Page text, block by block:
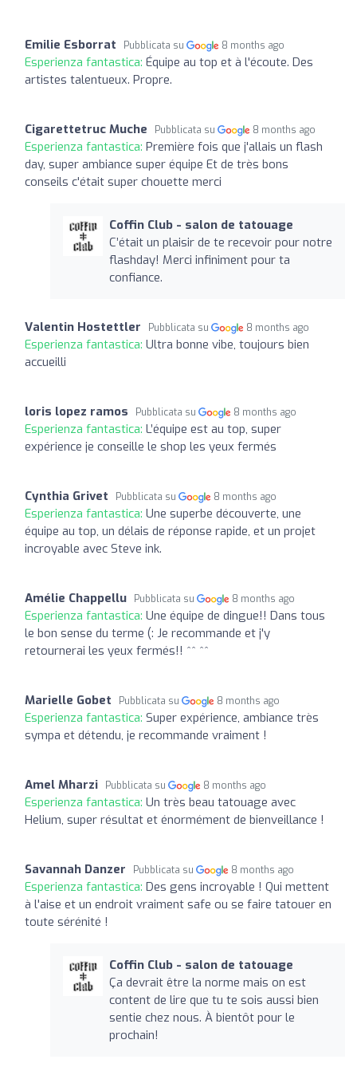
Emilie Esborrat Pubblicata su 8 months ago
Esperienza fantastica: Équipe au top et à l'écoute. Des
artistes talentueux. Propre.
Cigarettetruc Muche Pubblicata su 8 months ago
Esperienza fantastica: Première fois que j'allais un flash
day, super ambiance super équipe Et de très bons
conseils c'était super chouette merci
Coffin Club - salon de tatouage
C’était un plaisir de te recevoir pour notre
flashday! Merci infiniment pour ta
confiance.
Valentin Hostettler Pubblicata su 8 months ago
Esperienza fantastica: Ultra bonne vibe, toujours bien
accueilli
loris lopez ramos Pubblicata su 8 months ago
Esperienza fantastica: L’équipe est au top, super
expérience je conseille le shop les yeux fermés
Cynthia Grivet Pubblicata su 8 months ago
Esperienza fantastica: Une superbe découverte, une
équipe au top, un délais de réponse rapide, et un projet
incroyable avec Steve ink.
Amélie Chappellu Pubblicata su 8 months ago
Esperienza fantastica: Une équipe de dingue!! Dans tous
le bon sense du terme (: Je recommande et j'y
retournerai les yeux fermés!! ^^ ^^
Marielle Gobet Pubblicata su 8 months ago
Esperienza fantastica: Super expérience, ambiance très
sympa et détendu, je recommande vraiment !
Amel Mharzi Pubblicata su 8 months ago
Esperienza fantastica: Un très beau tatouage avec
Helium, super résultat et énormément de bienveillance !
Savannah Danzer Pubblicata su 8 months ago
Esperienza fantastica: Des gens incroyable ! Qui mettent
à l'aise et un endroit vraiment safe ou se faire tatouer en
toute sérénité !
Coffin Club - salon de tatouage
Ça devrait être la norme mais on est
content de lire que tu te sois aussi bien
sentie chez nous. À bientôt pour le
prochain!